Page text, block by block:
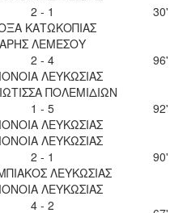
2 - 1
ΚΑΤΩΚΟΠΙΑΣ
30'
ΑΡΗΣ ΛΕΜΕΣΟΥ
2 - 4
ΛΕΥΚΩΣΙΑΣ
96'
ΠΟΛΕΜΙΔΙΩΝ
1 - 5
ΛΕΥΚΩΣΙΑΣ
92'
ΛΕΥΚΩΣΙΑΣ
2 - 1
ΛΕΥΚΩΣΙΑΣ
90'
ΛΕΥΚΩΣΙΑΣ
4 - 2